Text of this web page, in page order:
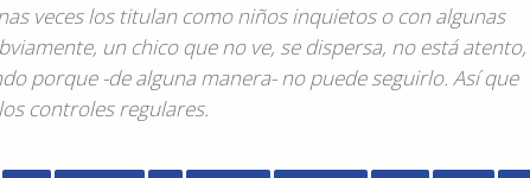
veces los titulan como niños inquietos o con algunas
un chico que no ve, se dispersa, no está atento,
porque -de alguna manera- no puede seguirlo. Así que
controles regulares.